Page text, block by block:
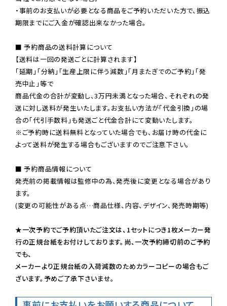
・事前のお支払いが必要となる商品をご予約いただいた方で、振込
期限までにご入金が確認出来なかった場合。
■ 予約商品の送料計算について
【送料は一回の発送ごとに計算されます】
「延期」「分納」「生産上限に伴う減数」「月またぎでのご予約」「発
売中止」等で
商品代金の合計が変動し、3万円未満となった場合、それぞれの発
送に対し送料が発生いたします。お支払い方法が「代金引換」の場
※ご予約時に送料無料となっていた場合でも、お届け時の代金に
よって送料が発生する場合もございますのでご注意下さい。
■ 予約商品情報について
発売前の掲載情報は監修中の為、発売後に変更となる場合があり
ます。
(変更の可能性がある点…商品仕様、内容、デザイン、発売時期等)
★一次予約でご予約頂いたご注文は、1セットにつき1枚メーカー発
行の正規台紙をお付けしております。尚、一次予約締切前のご予約
でも、
メーカーより正規台紙の入荷減数のためカラーコピーの場合もご
ざいます。予めご了承下さいませ。